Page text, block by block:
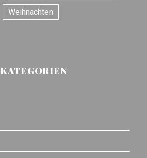
Weihnachten
KATEGORIEN